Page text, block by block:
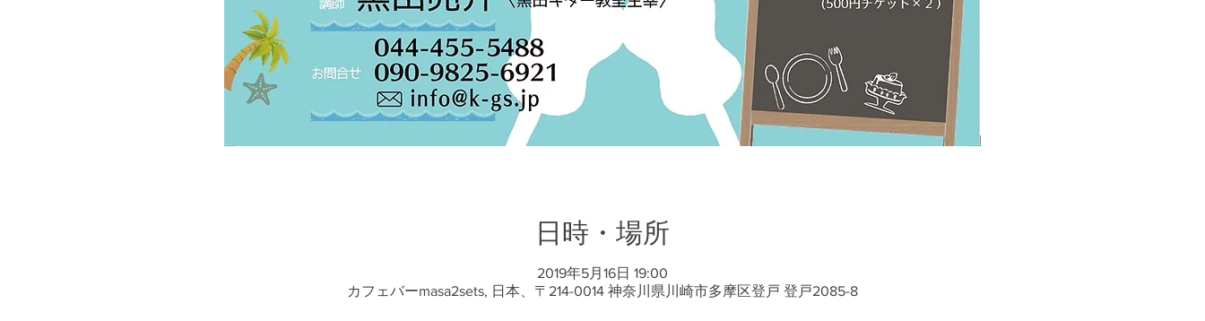
日時・場所
2019年5月16日 19:00
カフェバーmasa2sets, 日本、〒214-0014 神奈川県川崎市多摩区登戸 登戸2085-8